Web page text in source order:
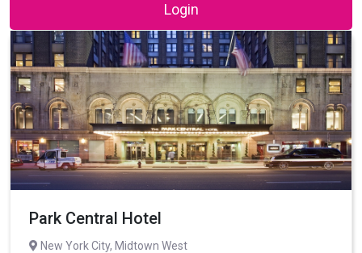
Login
Park Central Hotel
New York City, Midtown West